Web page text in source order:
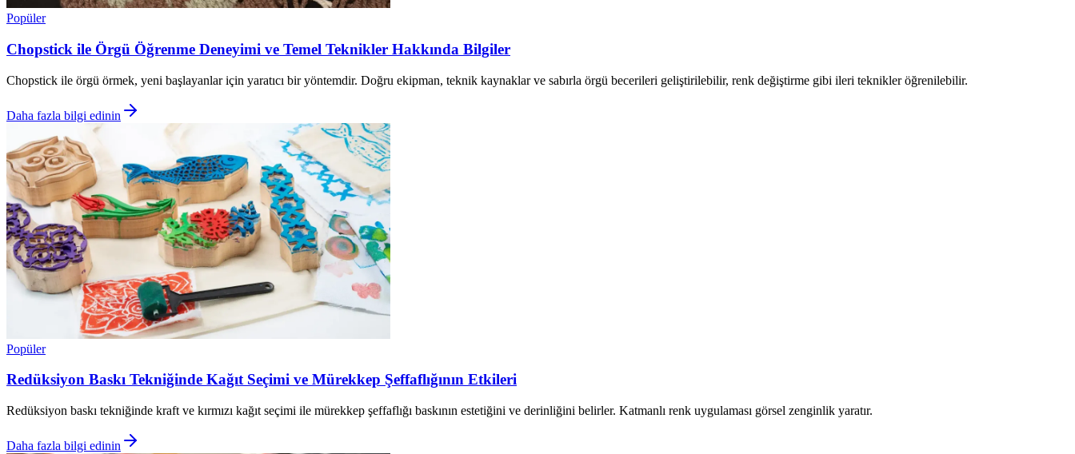
Popüler
Chopstick ile Örgü Öğrenme Deneyimi ve Temel Teknikler Hakkında Bilgiler
Chopstick ile örgü örmek, yeni başlayanlar için yaratıcı bir yöntemdir. Doğru ekipman, teknik kaynaklar ve sabırla örgü becerileri geliştirilebilir, renk değiştirme gibi ileri teknikler öğrenilebilir.
Daha fazla bilgi edinin
Popüler
Redüksiyon Baskı Tekniğinde Kağıt Seçimi ve Mürekkep Şeffaflığının Etkileri
Redüksiyon baskı tekniğinde kraft ve kırmızı kağıt seçimi ile mürekkep şeffaflığı baskının estetiğini ve derinliğini belirler. Katmanlı renk uygulaması görsel zenginlik yaratır.
Daha fazla bilgi edinin